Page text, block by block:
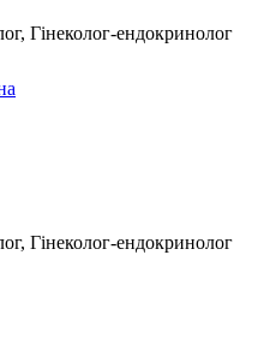
Гінеколог-ендокринолог
Гінеколог-ендокринолог